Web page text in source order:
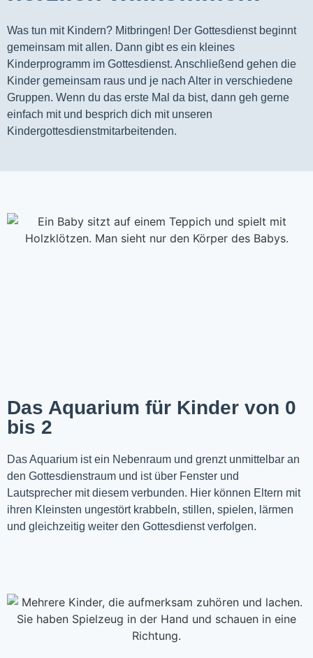
Was tun mit Kindern? Mitbringen! Der Gottesdienst beginnt
gemeinsam mit allen. Dann gibt es ein kleines
Kinderprogramm im Gottesdienst. Anschließend gehen die
Kinder gemeinsam raus und je nach Alter in verschiedene
Gruppen. Wenn du das erste Mal da bist, dann geh gerne
einfach mit und besprich dich mit unseren
Kindergottesdienstmitarbeitenden.
Das Aquarium für Kinder von 0
bis 2
Das Aquarium ist ein Nebenraum und grenzt unmittelbar an
den Gottesdienstraum und ist über Fenster und
Lautsprecher mit diesem verbunden. Hier können Eltern mit
ihren Kleinsten ungestört krabbeln, stillen, spielen, lärmen
und gleichzeitig weiter den Gottesdienst verfolgen.